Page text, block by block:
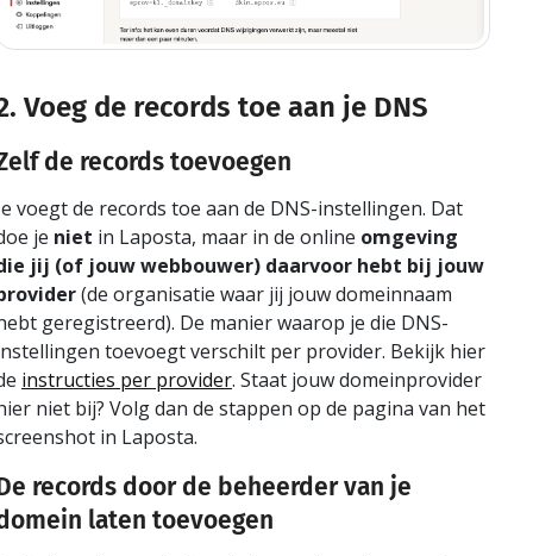
Voeg de records toe aan je DNS
de records toevoegen
voegt de records toe aan de DNS-instellingen. Dat
je niet in Laposta, maar in de online omgeving
jij (of jouw webbouwer) daarvoor hebt bij jouw
(de organisatie waar jij jouw domeinnaam
geregistreerd). De manier waarop je die DNS-
toevoegt verschilt per provider. Bekijk hier
instructies per provider. Staat jouw domeinprovider
niet bij? Volg dan de stappen op de pagina van het
in Laposta.
records door de beheerder van je
laten toevoegen